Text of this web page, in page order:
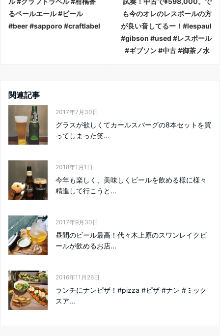
るペールエール #ビール
#beer #sapporo #craftlabel
も今のオレのレスポールの方
が良い音してるー！#lespaul
#gibson #used #レスポール
#ギブソン #中古 #御茶ノ水
関連記事
2017年7月30日
グラスが欲しくてカールスバーグの8本セットを買
ってしまった笑...
2018年1月1日
今年も楽しく、美味しくビールを飲める様に様々
精進して行こうと...
2017年9月30日
昼間のビール最高！代々木上原のスワンレイクビ
ールが飲めるお店...
2016年11月26日
ランチにナンピザ！#pizza #ピザ #ナン #ミック
スア...